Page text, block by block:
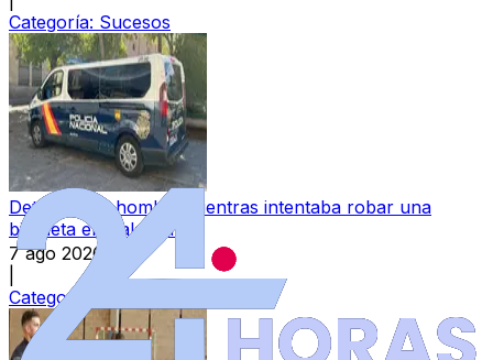
Categoría: Sucesos
Detenido un hombre mientras intentaba robar una
bicicleta en Salamanca
7 ago 2026
Categoría: